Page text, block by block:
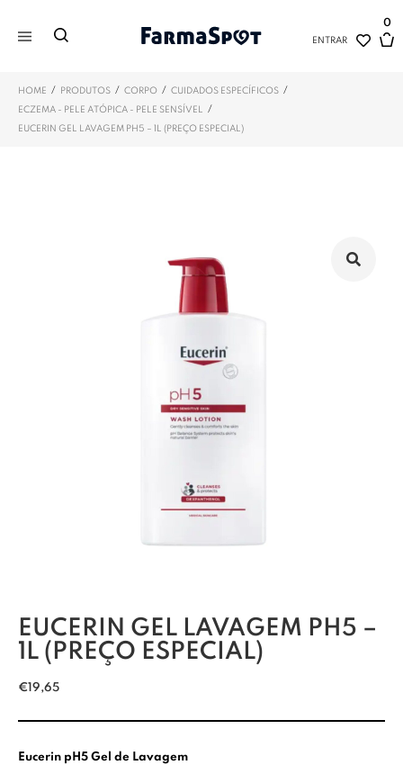
ENTRAR
0
HOME / PRODUTOS / CORPO / CUIDADOS ESPECÍFICOS /
ECZEMA - PELE ATÓPICA - PELE SENSÍVEL /
EUCERIN GEL LAVAGEM PH5 – 1L (PREÇO ESPECIAL)
EUCERIN GEL LAVAGEM PH5 –
1L (PREÇO ESPECIAL)
€19,65
Eucerin pH5 Gel de Lavagem